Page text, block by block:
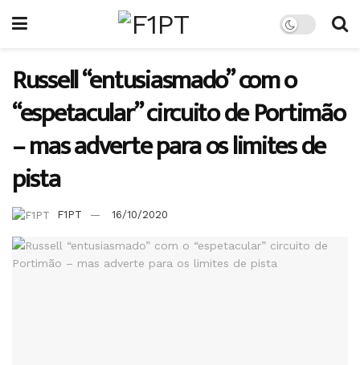
Russell “entusiasmado” com o
“espetacular” circuito de Portimão
– mas adverte para os limites de
pista
F1PT 16/10/2020